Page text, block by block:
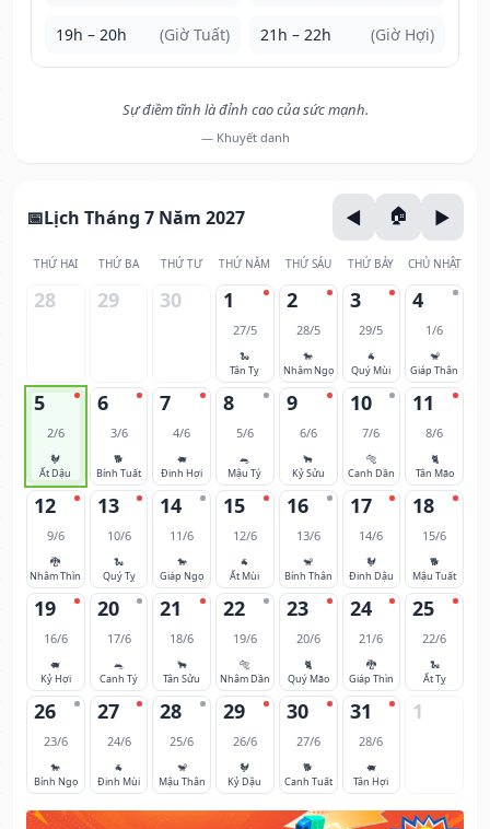
19h – 20h (Giờ Tuất) 21h – 22h (Giờ Hợi)
Sự điềm tĩnh là đỉnh cao của sức mạnh.
— Khuyết danh
Lịch Tháng 7 Năm 2027
THỨ HAI THỨ BA THỨ TƯ THỨ NĂM THỨ SÁU THỨ BẢY CHỦ NHẬT
28 29 30 1
27/5
🐍
Tân Tỵ
2
28/5
🐎
Nhâm Ngọ
3
29/5
🐐
Quý Mùi
4
1/6
🐒
Giáp Thân
5
2/6
🐓
Ất Dậu
6
3/6
🐕
Bính Tuất
7
4/6
🐖
Đinh Hợi
8
5/6
🐀
Mậu Tý
9
6/6
🐂
Kỷ Sửu
10
7/6
🐅
Canh Dần
11
8/6
🐈
Tân Mão
12
9/6
🐉
Nhâm Thìn
13
10/6
🐍
Quý Tỵ
14
11/6
🐎
Giáp Ngọ
15
12/6
🐐
Ất Mùi
16
13/6
🐒
Bính Thân
17
14/6
🐓
Đinh Dậu
18
15/6
🐕
Mậu Tuất
19
16/6
🐖
Kỷ Hợi
20
17/6
🐀
Canh Tý
21
18/6
🐂
Tân Sửu
22
19/6
🐅
Nhâm Dần
23
20/6
🐈
Quý Mão
24
21/6
🐉
Giáp Thìn
25
22/6
🐍
Ất Tỵ
26
23/6
🐎
Bính Ngọ
27
24/6
🐐
Đinh Mùi
28
25/6
🐒
Mậu Thân
29
26/6
🐓
Kỷ Dậu
30
27/6
🐕
Canh Tuất
31
28/6
🐖
Tân Hợi
1